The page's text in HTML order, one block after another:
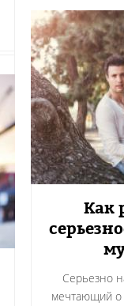
Как
Серьезно
мечтающий о